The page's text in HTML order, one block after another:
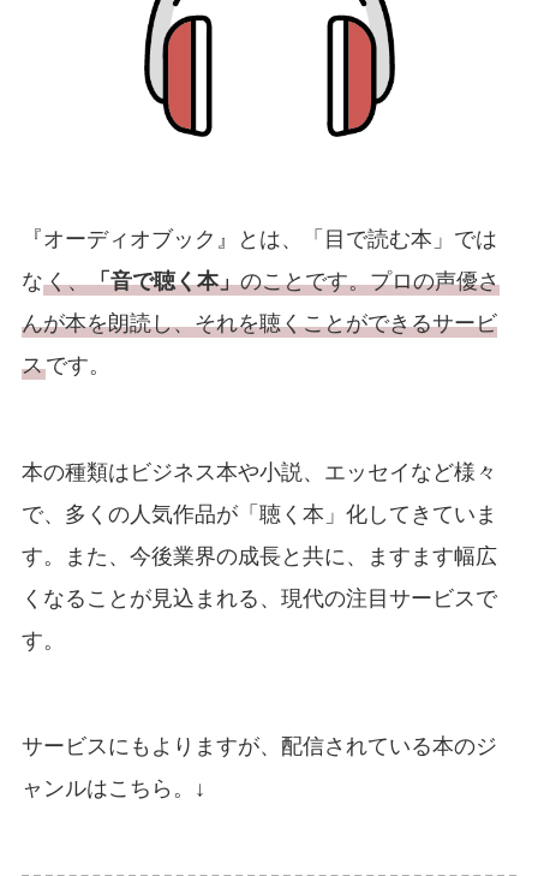
『オーディオブック』とは、「目で読む本」では
なく、「音で聴く本」のことです。プロの声優さ
んが本を朗読し、それを聴くことができるサービ
スです。
本の種類はビジネス本や小説、エッセイなど様々
で、多くの人気作品が「聴く本」化してきていま
す。また、今後業界の成長と共に、ますます幅広
くなることが見込まれる、現代の注目サービスで
す。
サービスにもよりますが、配信されている本のジ
ャンルはこちら。↓